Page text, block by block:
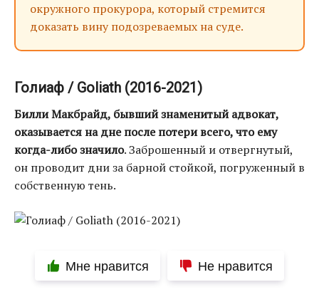
окружного прокурора, который стремится
доказать вину подозреваемых на суде.
Голиаф / Goliath (2016-2021)
Билли Макбрайд, бывший знаменитый адвокат,
оказывается на дне после потери всего, что ему
когда-либо значило. Заброшенный и отвергнутый,
он проводит дни за барной стойкой, погруженный в
собственную тень.
Мне нравится Не нравится